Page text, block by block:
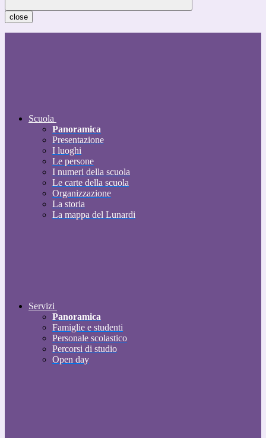
close
Scuola
Panoramica
Presentazione
I luoghi
Le persone
I numeri della scuola
Le carte della scuola
Organizzazione
La storia
La mappa del Lunardi
Servizi
Panoramica
Famiglie e studenti
Personale scolastico
Percorsi di studio
Open day